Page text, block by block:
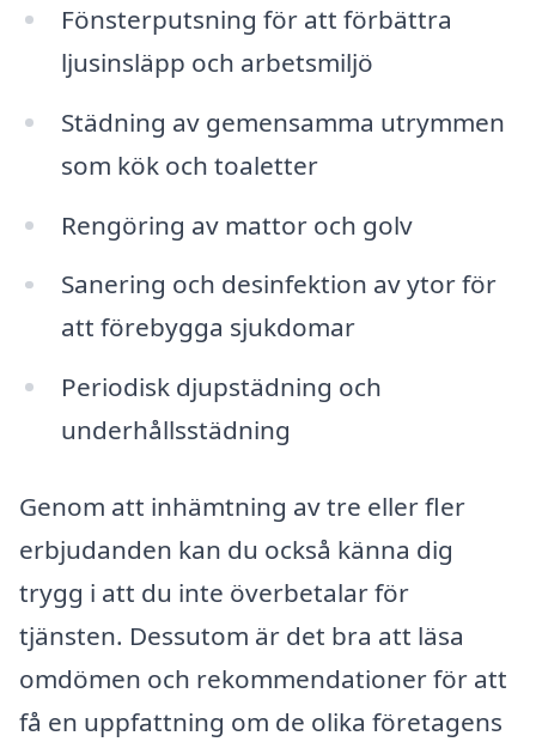
Fönsterputsning för att förbättra
ljusinsläpp och arbetsmiljö
Städning av gemensamma utrymmen
som kök och toaletter
Rengöring av mattor och golv
Sanering och desinfektion av ytor för
att förebygga sjukdomar
Periodisk djupstädning och
underhållsstädning
Genom att inhämtning av tre eller fler
erbjudanden kan du också känna dig
trygg i att du inte överbetalar för
tjänsten. Dessutom är det bra att läsa
omdömen och rekommendationer för att
få en uppfattning om de olika företagens